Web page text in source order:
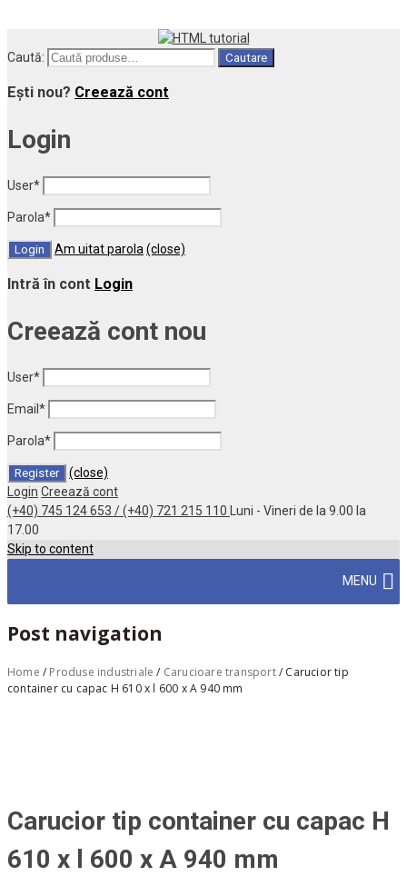
Caută: Cautare
Ești nou? Creează cont
Login
User*
Parola*
Am uitat parola (close)
Intră în cont Login
Creează cont nou
User*
Email *
Parola*
(close)
Login Creează cont
(+40) 745 124 653 / (+40) 721 215 110
Luni - Vineri de la 9.00 la
17.00
Skip to content
MENU
Post navigation
Home / Produse industriale / Carucioare transport/ Carucior tip
container cu capac H 610 x l 600 x A 940 mm
Carucior tip container cu capac H
610 x l 600 x A 940 mm